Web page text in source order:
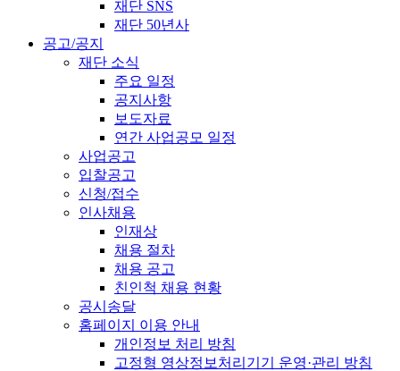
재단 SNS
재단 50년사
공고/공지
재단 소식
주요 일정
공지사항
보도자료
연간 사업공모 일정
사업공고
입찰공고
신청/접수
인사채용
인재상
채용 절차
채용 공고
친인척 채용 현황
공시송달
홈페이지 이용 안내
개인정보 처리 방침
고정형 영상정보처리기기 운영·관리 방침